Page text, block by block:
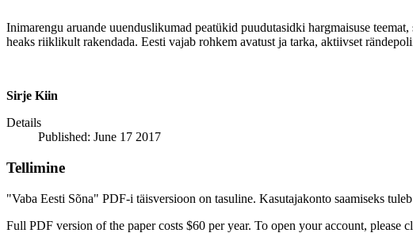
Inimarengu aruande uuenduslikumad peatükid puudutasidki hargmaisuse
heaks riiklikult rakendada. Eesti vajab rohkem avatust ja tarka, aktiivset
Sirje Kiin
Details
Published: June 17 2017
Tellimine
"Vaba Eesti Sõna" PDF-i täisversioon on tasuline. Kasutajakonto saamiseks
Full PDF version of the paper costs $60 per year. To open your account, please